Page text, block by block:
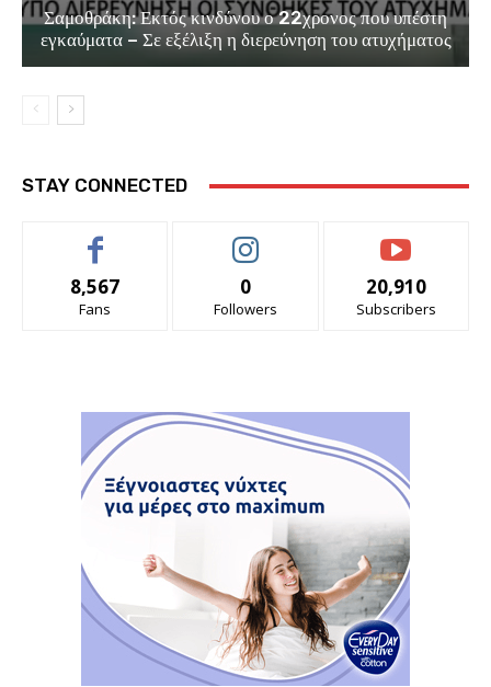
Σαμοθράκη: Εκτός κινδύνου ο 22χρονος που υπέστη
εγκαύματα – Σε εξέλιξη η διερεύνηση του ατυχήματος
STAY CONNECTED
8,567
Fans
0
Followers
20,910
Subscribers